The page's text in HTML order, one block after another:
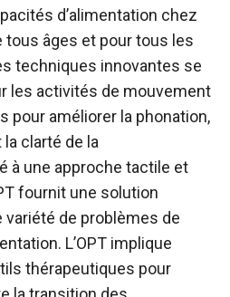
d’alimentation chez
tous âges et pour tous les
techniques innovantes se
les activités de mouvement
pour améliorer la phonation,
la clarté de la
à une approche tactile et
fournit une solution
variété de problèmes de
L’OPT implique
thérapeutiques pour